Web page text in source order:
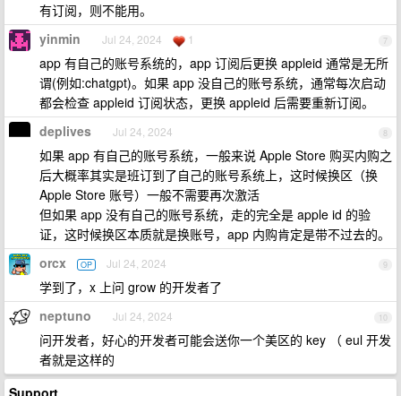
有订阅，则不能用。
7
yinmin Jul 24, 2024 1
app 有自己的账号系统的，app 订阅后更换 appleid 通常是无所
谓(例如:chatgpt)。如果 app 没自己的账号系统，通常每次启动
都会检查 appleid 订阅状态，更换 appleid 后需要重新订阅。
8
deplives Jul 24, 2024
如果 app 有自己的账号系统，一般来说 Apple Store 购买内购之
后大概率其实是班订到了自己的账号系统上，这时候换区（换
Apple Store 账号）一般不需要再次激活
但如果 app 没有自己的账号系统，走的完全是 apple id 的验
证，这时候换区本质就是换账号，app 内购肯定是带不过去的。
9
orcx OP Jul 24, 2024
学到了，x 上问 grow 的开发者了
10
neptuno Jul 24, 2024
问开发者，好心的开发者可能会送你一个美区的 key （ eul 开发
者就是这样的
Support